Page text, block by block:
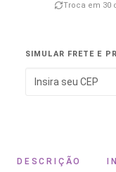
Troca em 30
SIMULAR FRETE E
DESCRIÇÃO